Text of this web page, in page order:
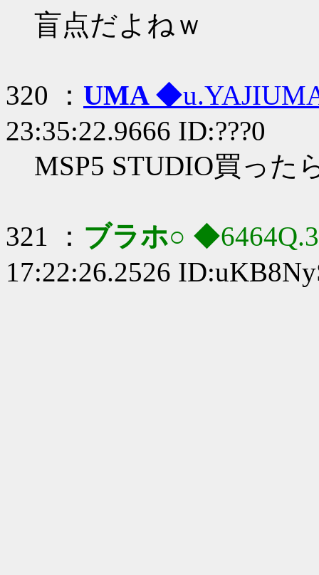
盲点だよねｗ
320 ： UMA
23:35:22.9666 ID:???0
MSP5 STUDIO買った
321 ： ブラホ○
17:22:26.2526